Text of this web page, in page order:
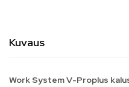
Kuvaus
Work System V-Proplus